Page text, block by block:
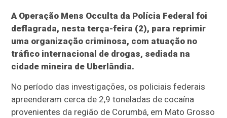
A Operação Mens Occulta da Polícia Federal foi
deflagrada, nesta terça-feira (2), para reprimir
uma organização criminosa, com atuação no
tráfico internacional de drogas, sediada na
cidade mineira de Uberlândia.
No período das investigações, os policiais federais
apreenderam cerca de 2,9 toneladas de cocaína
provenientes da região de Corumbá, em Mato Grosso